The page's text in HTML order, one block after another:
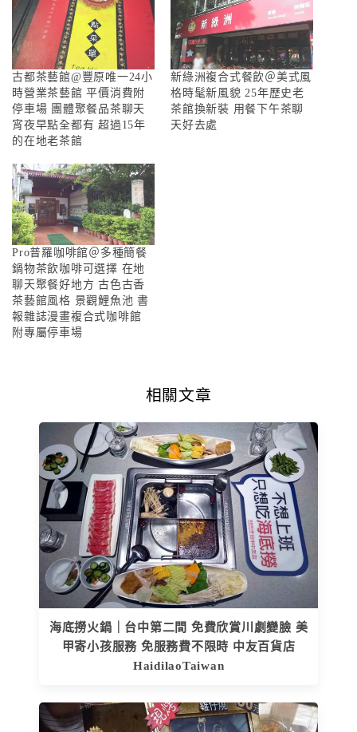
古都茶藝館@豐原唯一24小
時營業茶藝館 平價消費附
停車場 團體聚餐品茶聊天
宵夜早點全都有 超過15年
的在地老茶館
新綠洲複合式餐飲＠美式風
格時髦新風貌 25年歷史老
茶館換新裝 用餐下午茶聊
天好去處
Pro普羅咖啡館＠多種簡餐
鍋物茶飲咖啡可選擇 在地
聊天聚餐好地方 古色古香
茶藝館風格 景觀鯉魚池 書
報雜誌漫畫複合式咖啡館
附專屬停車場
相關文章
海底撈火鍋｜台中第二間 免費欣賞川劇變臉 美
甲寄小孩服務 免服務費不限時 中友百貨店
HaidilaoTaiwan